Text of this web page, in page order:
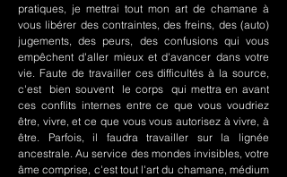
pratiques, je mettrai tout mon art de chamane à
vous libérer des contraintes, des freins, des (auto)
jugements, des peurs, des confusions qui vous
empêchent d'aller mieux et d'avancer dans votre
vie. Faute de travailler ces difficultés à la source,
c'est bien souvent le corps qui mettra en avant
ces conflits internes entre ce que vous voudriez
être, vivre, et ce que vous vous autorisez à vivre, à
être. Parfois, il faudra travailler sur la lignée
ancestrale. Au service des mondes invisibles, votre
âme comprise, c'est tout l'art du chamane, médium